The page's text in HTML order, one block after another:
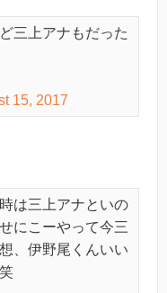
三上アナもだった
15, 2017
は三上アナといの
にこーやって今三
、伊野尾くんいい